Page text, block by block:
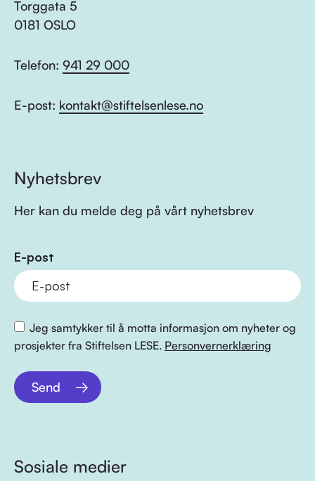
Torggata 5
0181 OSLO
Telefon: 941 29 000
E-post: kontakt@stiftelsenlese.no
Nyhetsbrev
Her kan du melde deg på vårt nyhetsbrev
E-post
Jeg samtykker til å motta informasjon om nyheter og
prosjekter fra Stiftelsen LESE. Personvernerklæring
Send
Sosiale medier